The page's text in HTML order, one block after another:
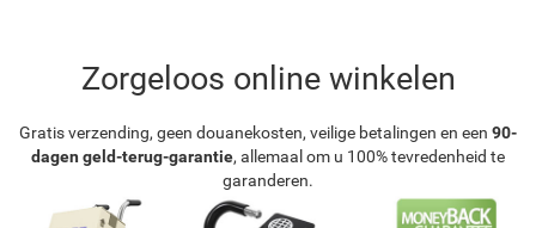
Zorgeloos online winkelen
Gratis verzending, geen douanekosten, veilige betalingen en een 90-
dagen geld-terug-garantie, allemaal om u 100% tevredenheid te
garanderen.